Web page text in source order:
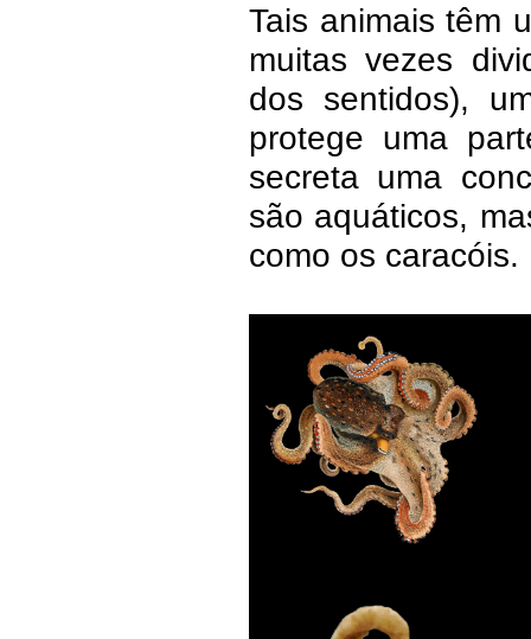
Tais animais têm
muitas vezes
dos sentidos),
protege uma
secreta uma
são aquáticos,
como os caracóis.